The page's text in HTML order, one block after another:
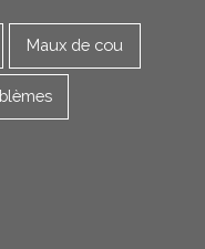
Maux de cou